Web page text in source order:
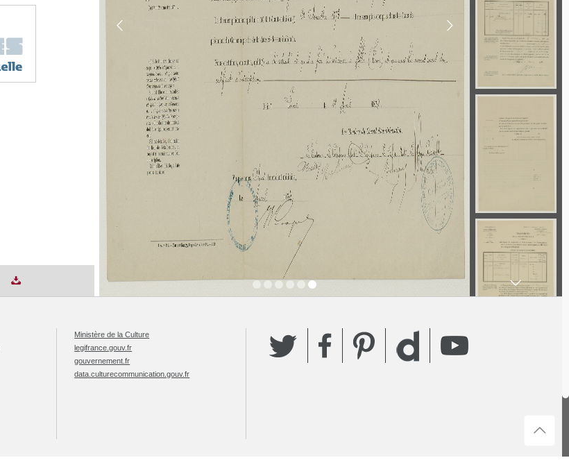
Ministère de la Culture
legifrance.gouv.fr
gouvernement.fr
data.culturecommunication.gouv.fr